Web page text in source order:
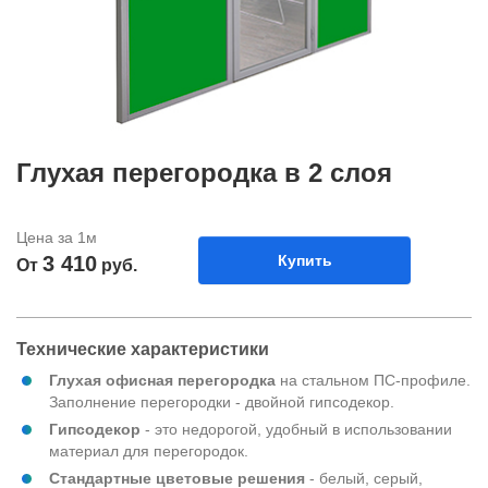
Глухая перегородка в 2 слоя
Цена за 1м
От 3 410 руб. Купить
Технические характеристики
Глухая офисная перегородка на стальном ПС-профиле.
Заполнение перегородки - двойной гипсодекор.
Гипсодекор - это недорогой, удобный в использовании
материал для перегородок.
Стандартные цветовые решения - белый, серый,